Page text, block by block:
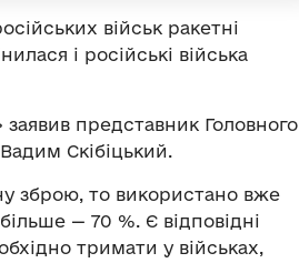
військ ракетні
і російські війська
представник Головного
Скібіцький.
зброю, то використано вже
— 70 %. Є відповідні
тримати у військах,